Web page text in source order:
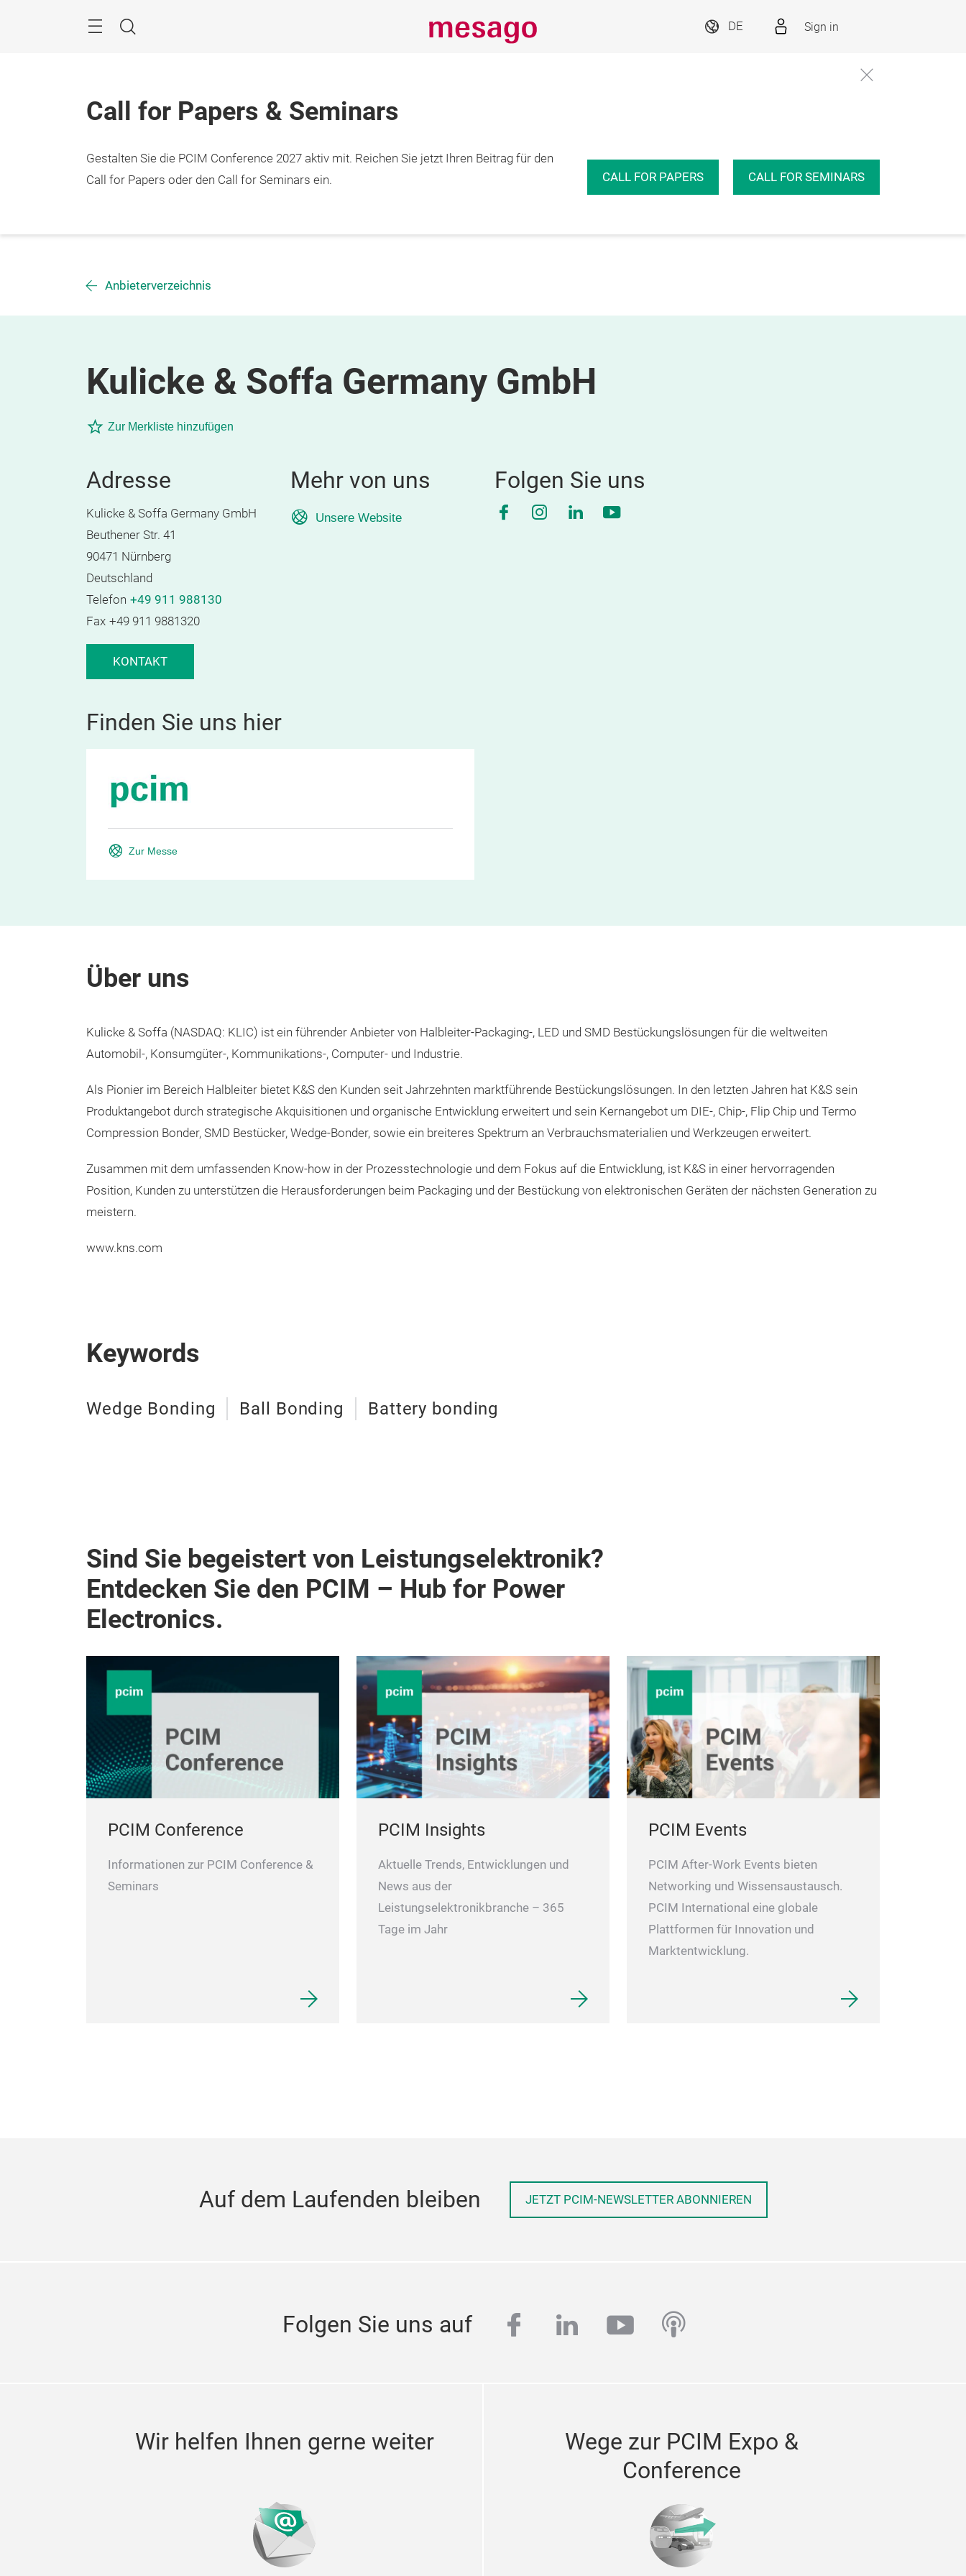
Suche
DE Sign in
Call for Papers & Seminars
Gestalten Sie die PCIM Conference 2027 aktiv mit. Reichen Sie jetzt Ihren Beitrag für den
Call for Papers oder den Call for Seminars ein.
CALL FOR PAPERS CALL FOR SEMINARS
Anbieterverzeichnis
Kulicke & Soffa Germany GmbH
Zur Merkliste hinzufügen
Adresse
Kulicke & Soffa Germany GmbH
Beuthener Str. 41
90471 Nürnberg
Deutschland
Telefon +49 911 988130
Fax +49 911 9881320
KONTAKT
Mehr von uns
Unsere Website
Folgen Sie uns
Facebook
Instagram
LinkedInYouTube
Finden Sie uns hier
Zur Messe
Über uns
Kulicke & Soffa (NASDAQ: KLIC) ist ein führender Anbieter von Halbleiter-Packaging-, LED und SMD Bestückungslösungen für die weltweiten
Automobil-, Konsumgüter-, Kommunikations-, Computer- und Industrie.
Als Pionier im Bereich Halbleiter bietet K&S den Kunden seit Jahrzehnten marktführende Bestückungslösungen. In den letzten Jahren hat K&S sein
Produktangebot durch strategische Akquisitionen und organische Entwicklung erweitert und sein Kernangebot um DIE-, Chip-, Flip Chip und Termo
Compression Bonder, SMD Bestücker, Wedge-Bonder, sowie ein breiteres Spektrum an Verbrauchsmaterialien und Werkzeugen erweitert.
Zusammen mit dem umfassenden Know-how in der Prozesstechnologie und dem Fokus auf die Entwicklung, ist K&S in einer hervorragenden
Position, Kunden zu unterstützen die Herausforderungen beim Packaging und der Bestückung von elektronischen Geräten der nächsten Generation zu
meistern.
www.kns.com
Keywords
Wedge Bonding Ball Bonding Battery bonding
Sind Sie begeistert von Leistungselektronik?
Entdecken Sie den PCIM – Hub for Power
Electronics.
PCIM Conference
Informationen zur PCIM Conference &
Seminars
PCIM Insights
Aktuelle Trends, Entwicklungen und
News aus der
Leistungselektronikbranche – 365
Tage im Jahr
PCIM Events
PCIM After-Work Events bieten
Networking und Wissensaustausch.
PCIM International eine globale
Plattformen für Innovation und
Marktentwicklung.
Auf dem Laufenden bleiben JETZT PCIM-NEWSLETTER ABONNIEREN
Folgen Sie uns auf facebook
linkedinyoutubepodcast
Wir helfen Ihnen gerne weiter
Wege zur PCIM Expo &
Conference